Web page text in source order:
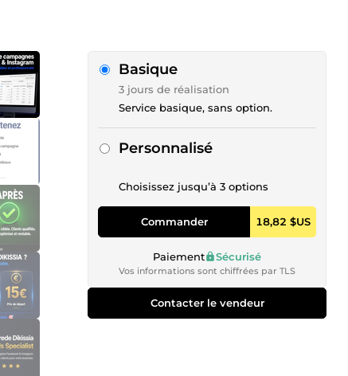
Basique
3 jours de réalisation
Service basique, sans option.
Personnalisé
Choisissez jusqu’à 3 options
Commander 18,82 $US
Paiement Sécurisé
Vos informations sont chiffrées par TLS
Contacter le vendeur